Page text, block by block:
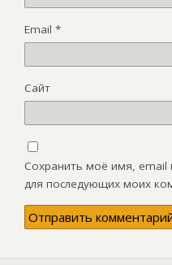
Email *
Сайт
Сохранить моё имя, email
для последующих моих